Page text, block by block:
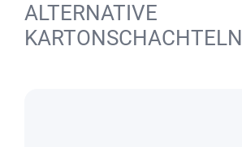
ALTERNATIVE
KARTONSCHACHTELN